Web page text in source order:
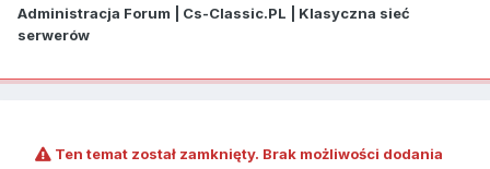
Administracja Forum | Cs-Classic.PL | Klasyczna sieć
serwerów
Ten temat został zamknięty. Brak możliwości dodania